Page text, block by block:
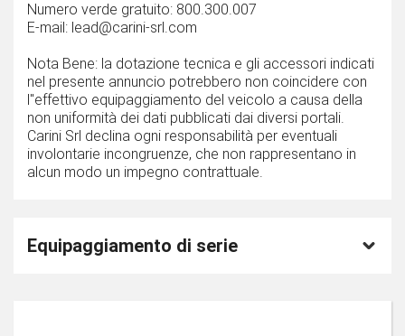
Numero verde gratuito: 800.300.007
E-mail: lead@carini-srl.com
Nota Bene: la dotazione tecnica e gli accessori indicati
nel presente annuncio potrebbero non coincidere con
l''effettivo equipaggiamento del veicolo a causa della
non uniformità dei dati pubblicati dai diversi portali.
Carini Srl declina ogni responsabilità per eventuali
involontarie incongruenze, che non rappresentano in
alcun modo un impegno contrattuale.
Equipaggiamento di serie